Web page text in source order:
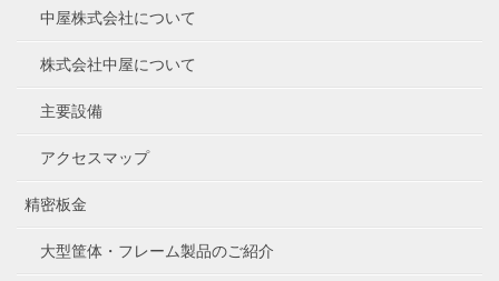
中屋株式会社について
株式会社中屋について
主要設備
アクセスマップ
精密板金
大型筐体・フレーム製品のご紹介